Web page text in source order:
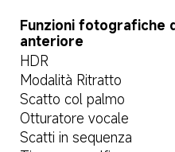
Funzioni fotografiche
anteriore
HDR
Modalità Ritratto
Scatto col palmo
Otturatore vocale
Scatti in sequenza